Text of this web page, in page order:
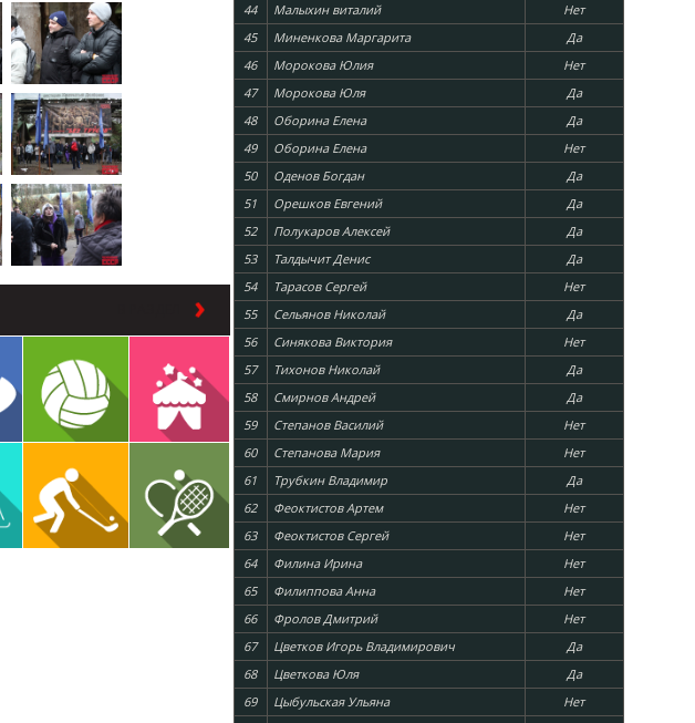
44
Малыхин виталий
Нет
45
Миненкова Маргарита
Да
46
Морокова Юлия
Нет
47
Морокова Юля
Да
48
Оборина Елена
Да
49
Оборина Елена
Нет
50
Оденов Богдан
Да
51
Орешков Евгений
Да
52
Полукаров Алексей
Да
53
Талдычит Денис
Да
54
Тарасов Сергей
Нет
55
Сельянов Николай
Да
56
Синякова Виктория
Нет
57
Тихонов Николай
Да
58
Смирнов Андрей
Да
59
Степанов Василий
Нет
60
Степанова Мария
Нет
61
Трубкин Владимир
Да
62
Феоктистов Артем
Нет
63
Феоктистов Сергей
Нет
64
Филина Ирина
Нет
65
Филиппова Анна
Нет
66
Фролов Дмитрий
Нет
67
Цветков Игорь Владимирович
Да
68
Цветкова Юля
Да
69
Цыбульская Ульяна
Нет